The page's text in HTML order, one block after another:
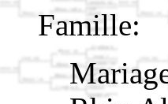
Famille: